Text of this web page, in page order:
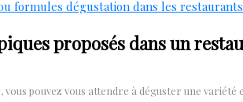
formules dégustation dans les
proposés dans un
pouvez vous attendre à déguster une variété